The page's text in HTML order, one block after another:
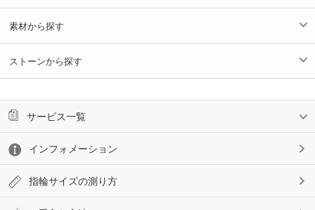
素材から探す
ストーンから探す
サービス一覧
インフォメーション
指輪サイズの測り方